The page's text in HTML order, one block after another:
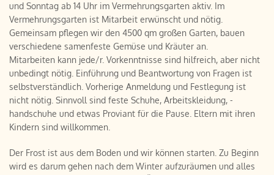
und Sonntag ab 14 Uhr im Vermehrungsgarten aktiv. Im
Vermehrungsgarten ist Mitarbeit erwünscht und nötig.
Gemeinsam pflegen wir den 4500 qm großen Garten, bauen
verschiedene samenfeste Gemüse und Kräuter an.
Mitarbeiten kann jede/r. Vorkenntnisse sind hilfreich, aber nicht
unbedingt nötig. Einführung und Beantwortung von Fragen ist
selbstverständlich. Vorherige Anmeldung und Festlegung ist
nicht nötig. Sinnvoll sind feste Schuhe, Arbeitskleidung, -
handschuhe und etwas Proviant für die Pause. Eltern mit ihren
Kindern sind willkommen.
Der Frost ist aus dem Boden und wir können starten. Zu Beginn
wird es darum gehen nach dem Winter aufzuräumen und alles